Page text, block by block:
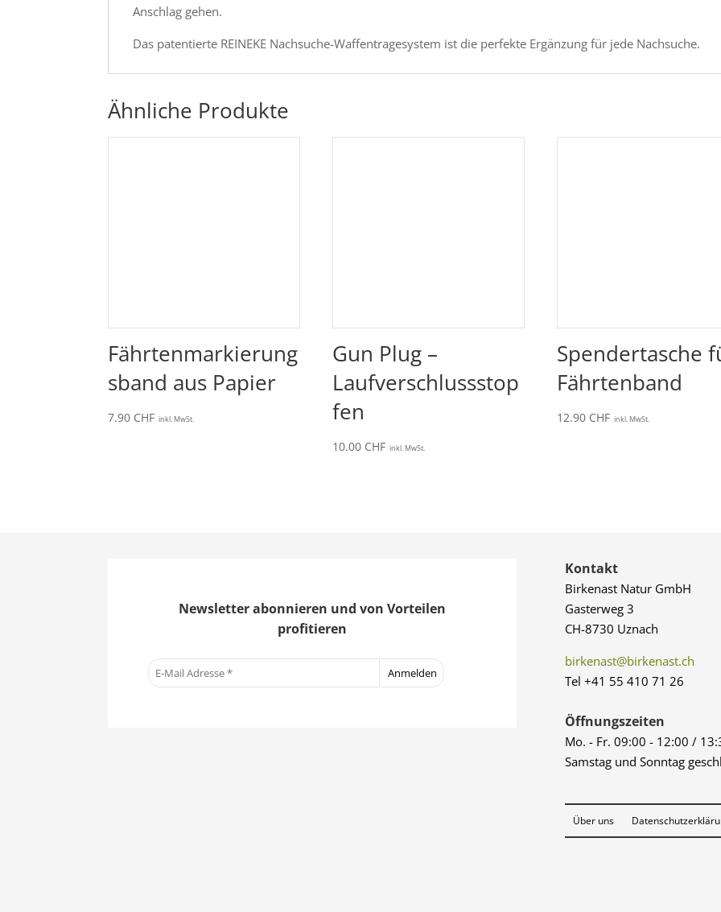
Anschlag gehen.
Das patentierte REINEKE Nachsuche-Waffentragesystem ist die perfekte Ergänzung für jede Nachsuche.
Ähnliche Produkte
Fährtenmarkierung
sband aus Papier
7.90 CHF inkl. MwSt.
Gun Plug –
Laufverschlussstop
fen
10.00 CHF inkl. MwSt.
Spendertasche
Fährtenband
12.90 CHF inkl. MwSt.
Newsletter abonnieren und von Vorteilen
profitieren
Kontakt
Birkenast Natur GmbH
Gasterweg 3
CH-8730 Uznach
birkenast@birkenast.ch
Tel +41 55 410 71 26
Öffnungszeiten
Mo. - Fr. 09:00 - 12:00 /
Samstag und Sonntag
Über uns